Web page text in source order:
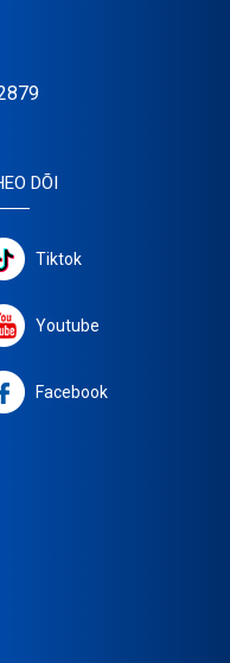
DÕI
Tiktok
Youtube
Facebook